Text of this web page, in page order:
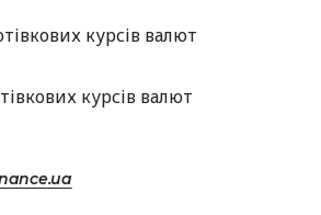
курсів валют
курсів валют